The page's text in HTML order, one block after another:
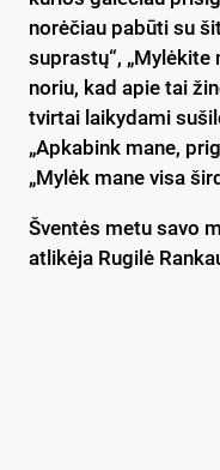
norėčiau pabūti su
suprastų“, „Mylėkite
noriu, kad apie tai
tvirtai laikydami
„Apkabink mane,
„Mylėk mane visa
Šventės metu savo
atlikėja Rugilė